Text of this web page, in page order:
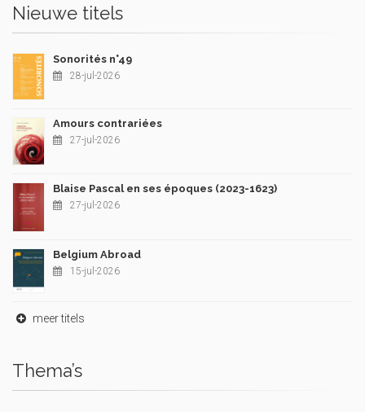
Nieuwe titels
Sonorités n°49
28-jul-2026
Amours contrariées
27-jul-2026
Blaise Pascal en ses époques (2023-1623)
27-jul-2026
Belgium Abroad
15-jul-2026
meer titels
Thema’s